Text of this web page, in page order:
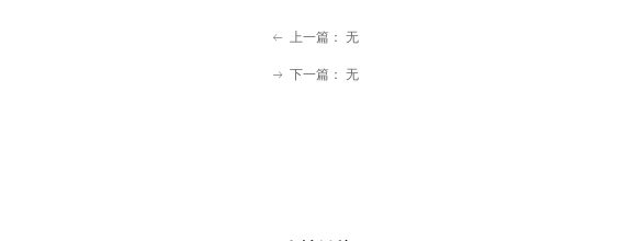
ꂃ 上一篇： 无
ꁹ 下一篇： 无